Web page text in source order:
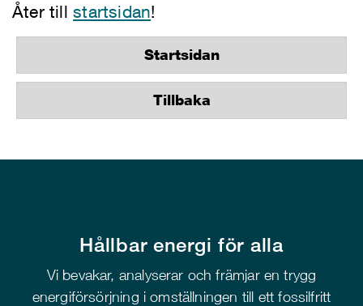
Åter tillstartsidan!
Startsidan
Tillbaka
Hållbar energi för alla
Vi bevakar, analyserar och främjar en trygg
energiförsörjning i omställningen till ett fossilfritt